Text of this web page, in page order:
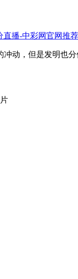
直播-中彩网官网推荐
动，但是发明也